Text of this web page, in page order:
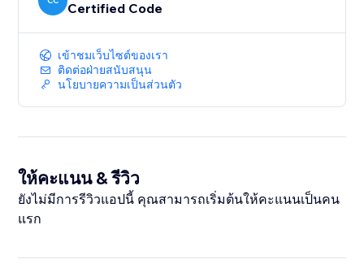
Certified Code
เข้าชมเว็บไซต์ของเรา
ติดต่อฝ่ายสนับสนุน
นโยบายความเป็นส่วนตัว
ให้คะแนน & รีวิว
ยังไม่มีการรีวิวแอปนี้ คุณสามารถเริ่มต้นให้คะแนนเป็นคน
แรก